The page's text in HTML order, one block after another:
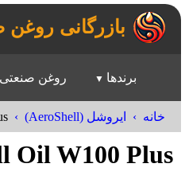
بازرگانی
برندها روغن صنعتی
خانه ایروشل (AeroShell)
Oil W100 Plus